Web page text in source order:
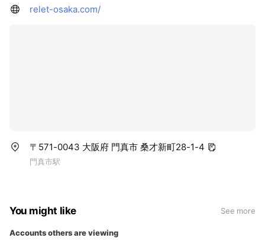
relet-osaka.com/
〒571-0043 大阪府 門真市 桑才新町28-1-4
門真市駅
You might like See more
Accounts others are viewing